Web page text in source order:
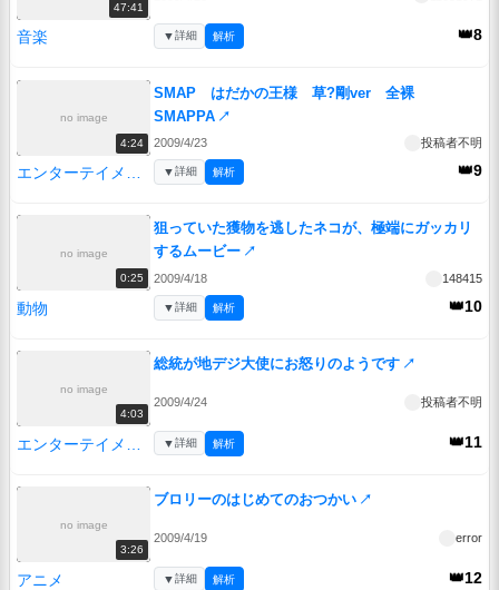
47:41
音楽 👑8
▼詳細 解析
no image
4:24
SMAP はだかの王様 草?剛ver 全裸
SMAPPA ↗
2009/4/23 投稿者不明
👑9
▼詳細 解析
no image
0:25
狙っていた獲物を逃したネコが、極端にガッカリ
するムービー ↗
2009/4/18 148415
動物 👑10
▼詳細 解析
no image
4:03
総統が地デジ大使にお怒りのようです ↗
2009/4/24 投稿者不明
👑11
▼詳細 解析
no image
3:26
ブロリーのはじめてのおつかい ↗
2009/4/19 error
アニメ 👑12
▼詳細 解析